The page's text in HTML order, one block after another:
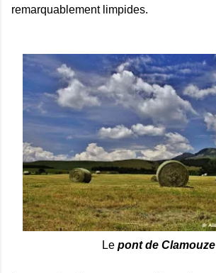
remarquablement limpides.
Le pont de Clamouze